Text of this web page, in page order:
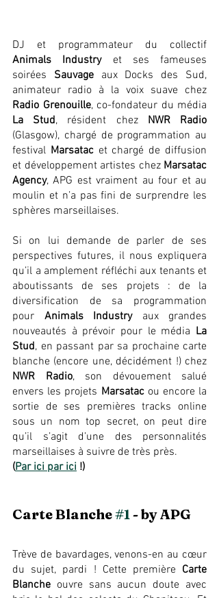
Animals Industry et ses fameuses
soirées Sauvage aux Docks des Sud,
Radio Grenouille
La Stud, résident chez NWR Radio
(Glasgow), chargé de programmation au
festival Marsatac et chargé de diffusion
et développement artistes chez Marsatac
Agency, APG est vraiment au four et au
moulin et n’a pas fini de surprendre les
sphères marseillaises.
Si on lui demande de parler de ses
perspectives futures, il nous expliquera
qu’il a amplement réfléchi aux tenants et
aboutissants de ses projets : de la
diversification de sa programmation
pour Animals Industry aux grandes
nouveautés à prévoir pour le média La
Stud, en passant par sa prochaine carte
NWR Radio, son dévouement salué
envers les projets Marsatac ou encore la
sortie de ses premières tracks online
sous un nom top secret, on peut dire
qu’il s’agit d’une des personnalités
marseillaises à suivre de très près.
(Par ici par ici !)
Carte Blanche #1 - by APG
Trève de bavardages, venons-en au cœur
du sujet, pardi ! Cette première Carte
Blanche ouvre sans aucun doute avec